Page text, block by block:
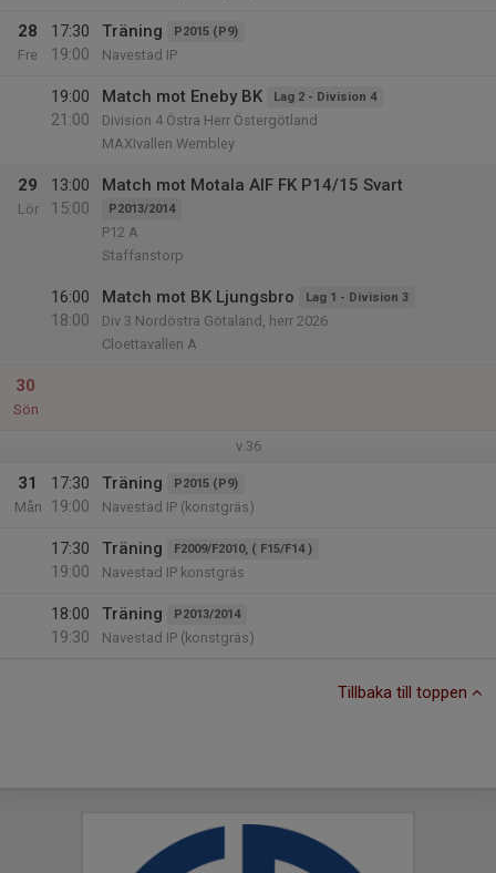
28
Fre
17:30
19:00
Träning P2015 (P9)
Navestad IP
19:00
21:00
Match mot Eneby BK Lag 2 - Division 4
Division 4 Östra Herr Östergötland
MAXIvallen Wembley
29
Lör
13:00
15:00
Match mot Motala AIF FK P14/15 Svart
P2013/2014
P12 A
Staffanstorp
16:00
18:00
Match mot BK Ljungsbro Lag 1 - Division 3
Div 3 Nordöstra Götaland, herr 2026
Cloettavallen A
30
Sön
v.36
31
Mån
17:30
19:00
Träning P2015 (P9)
Navestad IP (konstgräs)
17:30
19:00
Träning F2009/F2010, ( F15/F14 )
Navestad IP konstgräs
18:00
19:30
Träning P2013/2014
Navestad IP (konstgräs)
Tillbaka till toppen